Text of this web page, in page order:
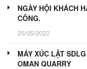
NGÀY HỘI KHÁCH
CÔNG.
25/05/2022
MÁY XÚC LẬT
OMAN QUARRY